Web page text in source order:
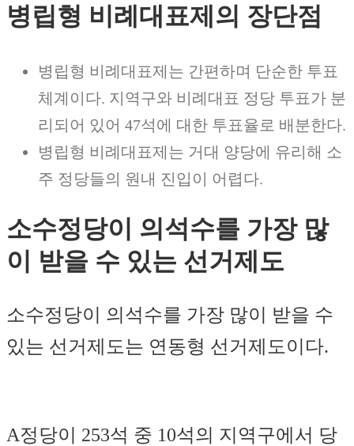
병립형 비례대표제의 장단점
병립형 비례대표제는 간편하며 단순한 투표
체계이다. 지역구와 비례대표 정당 투표가 분
리되어 있어 47석에 대한 투표율로 배분한다.
병립형 비례대표제는 거대 양당에 유리해 소
주 정당들의 원내 진입이 어렵다.
소수정당이 의석수를 가장 많
이 받을 수 있는 선거제도
소수정당이 의석수를 가장 많이 받을 수
있는 선거제도는 연동형 선거제도이다.
A정당이 253석 중 10석의 지역구에서 당